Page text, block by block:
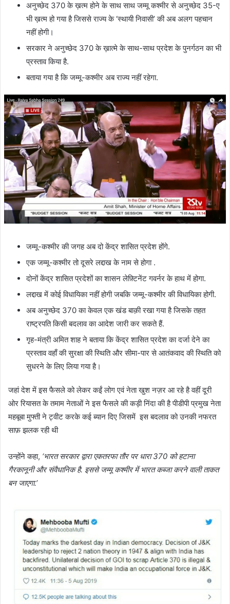
अनुच्छेद 370 के ख़त्म होने के साथ साथ जम्मू कश्मीर से अनुच्छेद 35-ए
भी ख़त्म हो गया है जिससे राज्य के ‘स्थायी निवासी’ की अब अलग पहचान
नहीं होगी।
सरकार ने अनुच्छेद 370 के ख़ात्मे के साथ-साथ प्रदेश के पुनर्गठन का भी
प्रस्ताव किया है.
बताया गया है कि जम्मू-कश्मीर अब राज्य नहीं रहेगा.
जम्मू-कश्मीर की जगह अब दो केंद्र शासित प्रदेश होंगे.
एक जम्मू-कश्मीर तो दूसरे लद्दाख के नाम से होगा .
दोनों केंद्र शासित प्रदेशों का शासन लेफ़्टिनेंट गवर्नर के हाथ में होगा.
लद्दाख में कोई विधायिका नहीं होगी जबकि जम्मू-कश्मीर की विधायिका होगी.
अब अनुच्छेद 370 का केवल एक खंड बाक़ी रखा गया है जिसके तहत
राष्ट्रपति किसी बदलाव का आदेश जारी कर सकते हैं.
गृह-मंत्री अमित शाह ने बताया कि केंद्र शासित प्रदेश का दर्जा देने का
प्रस्ताव वहाँ की सुरक्षा की स्थिति और सीमा-पार से आतंकवाद की स्थिति को
सुधरने के लिए लिया गया है।
जहां देश में इस फैसले को लेकर कईं लोग एवं नेता खुश नज़र आ रहे है वहीं दूरी
ओर रियासत के तमाम नेताओं ने इस फैसले की कड़ी निंदा की है पीडीपी प्रमुख नेता
महबूबा मुफ्ती ने ट्वीट करके कई ब्यान दिए जिसमें इस बदलाव को उनकी नफरत
साफ़ झलक रही थी
उन्होंने कहा, ‘भारत सरकार द्वारा एकतरफा तौर पर धारा 370 को हटाना
गैरकानूनी और संवैधानिक है. इससे जम्मू कश्मीर में भारत कब्जा करने वाली ताकत
बन जाएगा.’